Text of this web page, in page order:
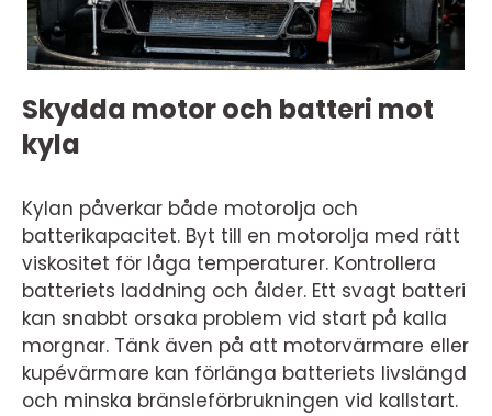
Skydda motor och batteri mot
kyla
Kylan påverkar både motorolja och
batterikapacitet. Byt till en motorolja med rätt
viskositet för låga temperaturer. Kontrollera
batteriets laddning och ålder. Ett svagt batteri
kan snabbt orsaka problem vid start på kalla
morgnar. Tänk även på att motorvärmare eller
kupévärmare kan förlänga batteriets livslängd
och minska bränsleförbrukningen vid kallstart.